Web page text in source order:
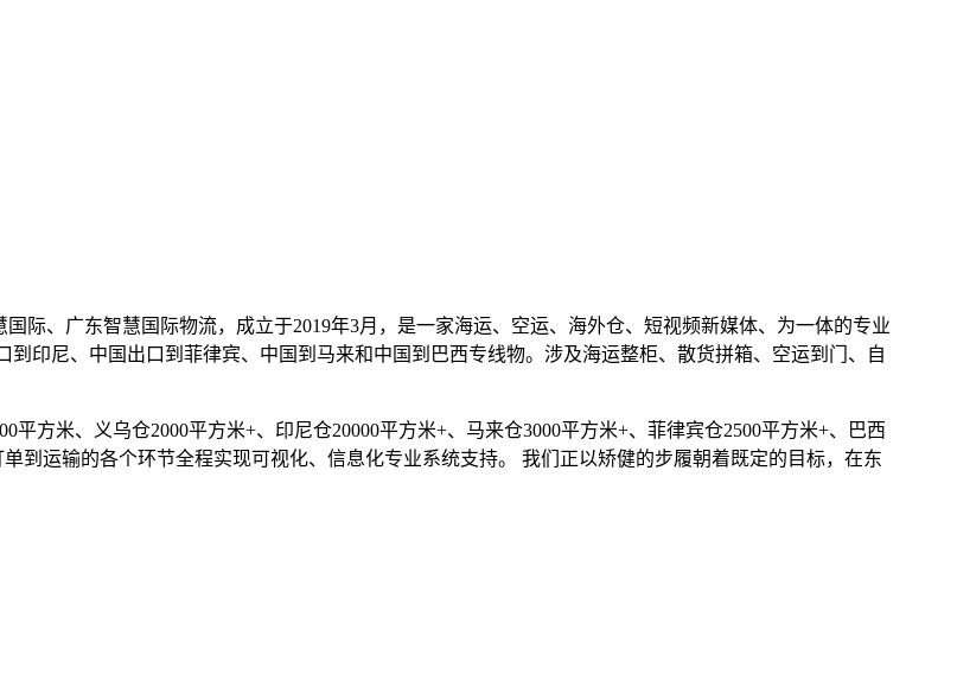
际、广东智慧国际物流，成立于2019年3月，是一家海运、空运、海外仓、短视频新媒体、为一体的专业
印尼、中国出口到菲律宾、中国到马来和中国到巴西专线物。涉及海运整柜、散货拼箱、空运到门、自
方米、义乌仓2000平方米+、印尼仓20000平方米+、马来仓3000平方米+、菲律宾仓2500平方米+、巴西
到运输的各个环节全程实现可视化、信息化专业系统支持。 我们正以矫健的步履朝着既定的目标，在东